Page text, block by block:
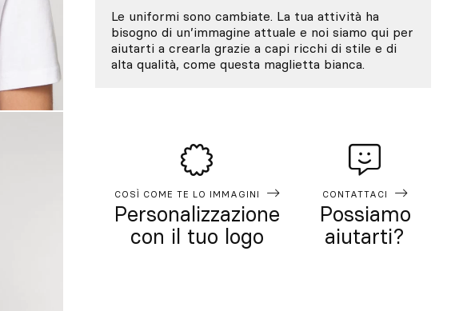
Le uniformi sono cambiate. La tua attività ha
bisogno di un’immagine attuale e noi siamo qui per
aiutarti a crearla grazie a capi ricchi di stile e di
alta qualità, come questa maglietta bianca.
COSÌ COME TE LO IMMAGINI
Personalizzazione
con il tuo logo
CONTATTACI
Possiamo
aiutarti?